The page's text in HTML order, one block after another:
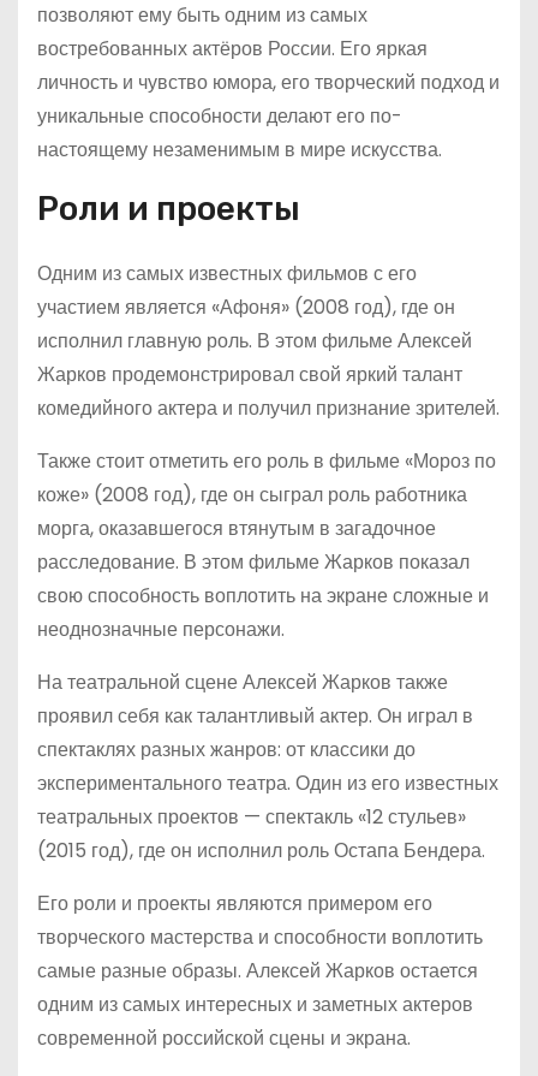
позволяют ему быть одним из самых
востребованных актёров России. Его яркая
личность и чувство юмора, его творческий подход и
уникальные способности делают его по-
настоящему незаменимым в мире искусства.
Роли и проекты
Одним из самых известных фильмов с его
участием является «Афоня» (2008 год), где он
исполнил главную роль. В этом фильме Алексей
Жарков продемонстрировал свой яркий талант
комедийного актера и получил признание зрителей.
Также стоит отметить его роль в фильме «Мороз по
коже» (2008 год), где он сыграл роль работника
морга, оказавшегося втянутым в загадочное
расследование. В этом фильме Жарков показал
свою способность воплотить на экране сложные и
неоднозначные персонажи.
На театральной сцене Алексей Жарков также
проявил себя как талантливый актер. Он играл в
спектаклях разных жанров: от классики до
экспериментального театра. Один из его известных
театральных проектов — спектакль «12 стульев»
(2015 год), где он исполнил роль Остапа Бендера.
Его роли и проекты являются примером его
творческого мастерства и способности воплотить
самые разные образы. Алексей Жарков остается
одним из самых интересных и заметных актеров
современной российской сцены и экрана.